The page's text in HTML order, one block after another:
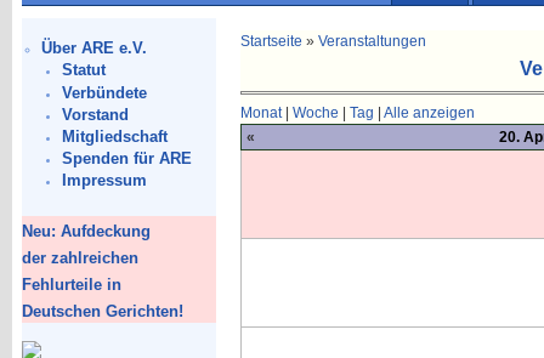
Über ARE e.V.
Statut
Verbündete
Vorstand
Mitgliedschaft
Spenden für ARE
Impressum
Neu: Aufdeckung
der zahlreichen
Fehlurteile in
Deutschen Gerichten!
Startseite » Veranstaltungen
Monat| Woche Tag
Alle anzeigen
«
20.